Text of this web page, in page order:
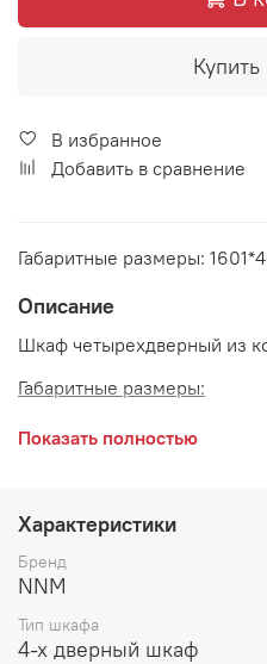
Купить
В избранное
Добавить в сравнение
Габаритные размеры:
Описание
Шкаф четырехдверный из
Габаритные размеры:
длина 1601 мм
высота 2052 мм
Цвет:
Показать полностью
Характеристики
Бренд
NNM
Тип шкафа
4-х дверный шкаф